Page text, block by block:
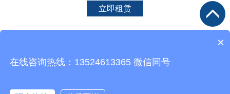
立即租赁
Copyright© 2020 谱质分析检测技术（上海）有限公司 All Rights Reserved.
线客服2
×
在线咨询热线：13524613365 微信同号